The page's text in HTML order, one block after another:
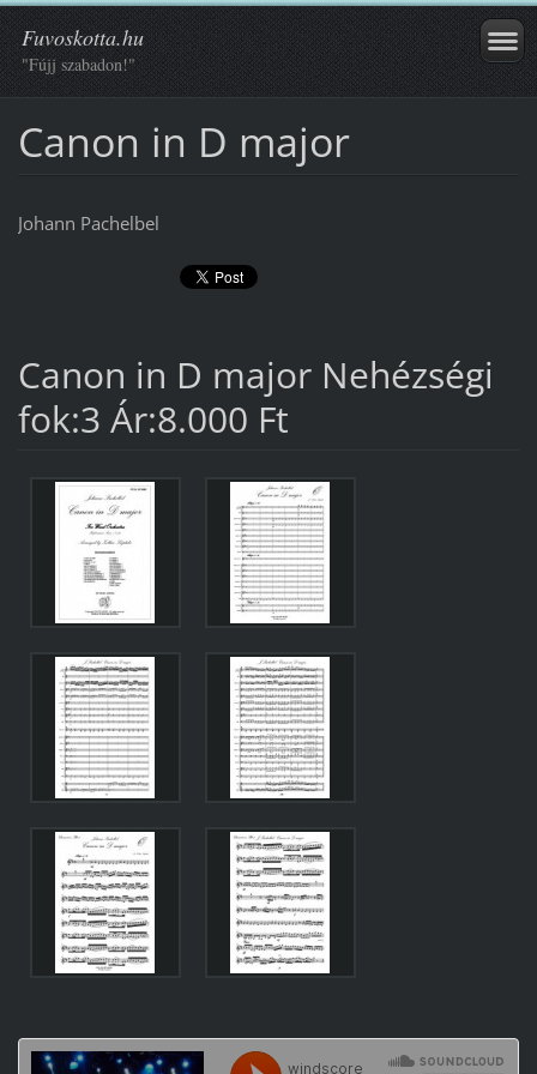
Fuvoskotta.hu
"Fújj szabadon!"
Canon in D major
Johann Pachelbel
Canon in D major Nehézségi
fok:3 Ár:8.000 Ft